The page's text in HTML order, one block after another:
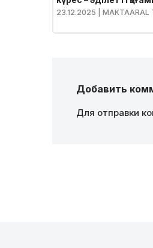
23.12.2025 | MAKTAARAL
Добавить
Для отправки